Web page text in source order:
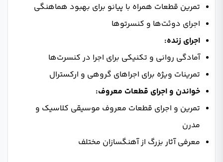
تمرین قطعات همراه با پیانو برای بهبود هماهنگی
اجرای دوئت‌ها و کنسرتوها
اجرای زنده:
آمادگی روانی و تکنیکی برای اجرا در کنسرت‌ها
تمرینات ویژه برای اجراهای گروهی و ارکسترال
خواندن و اجرای قطعات معروف:
تمرین و اجرای قطعات معروف موسیقی کلاسیک و
مدرن
معرفی آثار بزرگ از آهنگسازان مختلف